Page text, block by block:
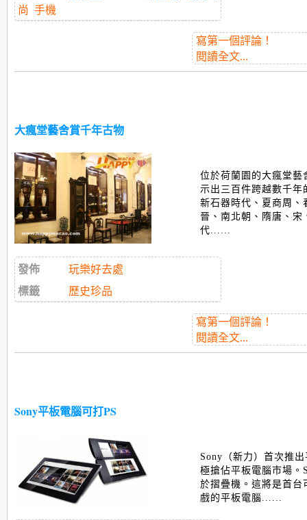
尚 手機
寫第一個評論！
閱讀全文...
大瘋堂藝舍賞千年古物
位於荷蘭園的大瘋堂藝
示出三百件跨越數千年
新石器時代、夏商周、
晉、南北朝、隋唐、宋
代......
發佈
玩樂好去處
標籤
歷史珍品
寫第一個評論！
閱讀全文...
Sony平板電腦可打PS
Sony（新力）首次推
極搶佔平板電腦市場。
於摺疊機。這將是首台
戲的平板電腦......